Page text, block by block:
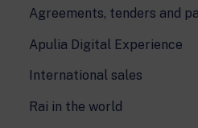
Agreements, tenders and
Apulia Digital Experience
International sales
Rai in the world